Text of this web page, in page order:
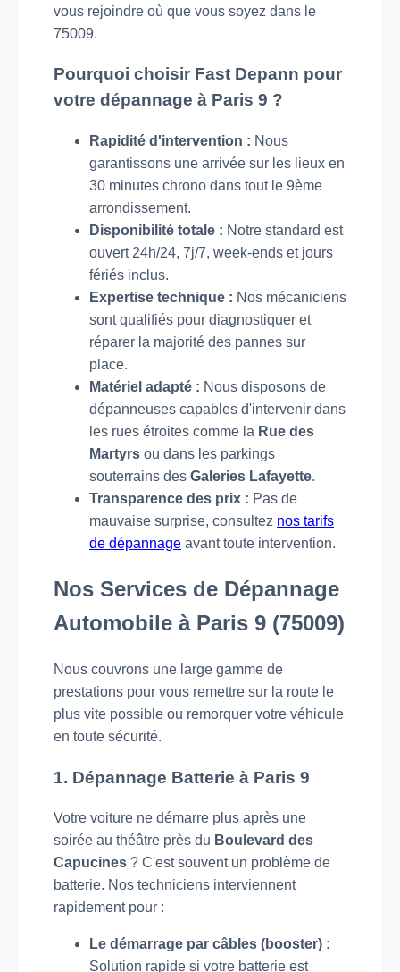
vous rejoindre où que vous soyez dans le
75009.
Pourquoi choisir Fast Depann pour
votre dépannage à Paris 9 ?
Rapidité d'intervention : Nous
garantissons une arrivée sur les lieux en
30 minutes chrono dans tout le 9ème
arrondissement.
Disponibilité totale : Notre standard est
ouvert 24h/24, 7j/7, week-ends et jours
fériés inclus.
Expertise technique : Nos mécaniciens
sont qualifiés pour diagnostiquer et
réparer la majorité des pannes sur
place.
Matériel adapté : Nous disposons de
dépanneuses capables d'intervenir dans
les rues étroites comme la Rue des
Martyrs ou dans les parkings
souterrains des Galeries Lafayette.
Transparence des prix : Pas de
mauvaise surprise, consultez nos tarifs
de dépannage avant toute intervention.
Nos Services de Dépannage
Automobile à Paris 9 (75009)
Nous couvrons une large gamme de
prestations pour vous remettre sur la route le
plus vite possible ou remorquer votre véhicule
en toute sécurité.
1. Dépannage Batterie à Paris 9
Votre voiture ne démarre plus après une
soirée au théâtre près du Boulevard des
Capucines ? C'est souvent un problème de
batterie. Nos techniciens interviennent
rapidement pour :
Le démarrage par câbles (booster) :
Solution rapide si votre batterie est